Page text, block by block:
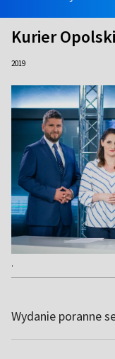
Kurier
2019
.
Wydanie poranne